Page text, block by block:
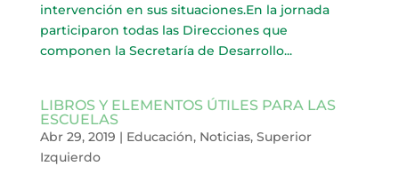
intervención en sus situaciones.En la jornada
participaron todas las Direcciones que
componen la Secretaría de Desarrollo...
LIBROS Y ELEMENTOS ÚTILES PARA LAS
ESCUELAS
Abr 29, 2019 | Educación, Noticias, Superior
Izquierdo